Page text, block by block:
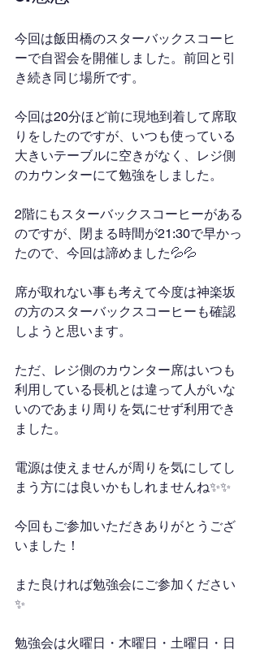
今回は飯田橋のスターバックスコーヒ
ーで自習会を開催しました。前回と引
き続き同じ場所です。
今回は20分ほど前に現地到着して席取
りをしたのですが、いつも使っている
大きいテーブルに空きがなく、レジ側
のカウンターにて勉強をしました。
2階にもスターバックスコーヒーがある
のですが、閉まる時間が21:30で早かっ
たので、今回は諦めました💦💦
席が取れない事も考えて今度は神楽坂
の方のスターバックスコーヒーも確認
しようと思います。
ただ、レジ側のカウンター席はいつも
利用している長机とは違って人がいな
いのであまり周りを気にせず利用でき
ました。
電源は使えませんが周りを気にしてし
まう方には良いかもしれませんね✨✨
今回もご参加いただきありがとうござ
いました！
また良ければ勉強会にご参加ください
✨
勉強会は火曜日・木曜日・土曜日・日